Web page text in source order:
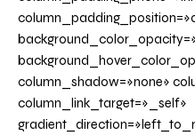
column_shadow=»none»
column_link_target=»_self»